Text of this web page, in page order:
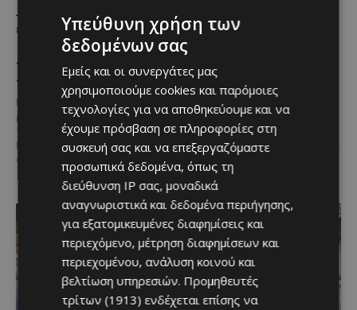
Αγροτικού Πολιτισμού
επιστρέφει στον Πρωταρά
με μουσική,
παραδοσιακές γεύσεις και
πλούσιο πρόγραμμα
Η κυπριακή παράδοση δίνει ξανά
ραντεβού στον Πρωταρά, καθώς
το 10ο Φεστιβάλ Αγροτικού
Πολιτισμού θα πραγματοποιηθεί
στις 2...
σχέση ποιότητας-τιμής
από τη Lidl Κύπρου
Με σφραγίδα ποιότητας από
τους Masters of Wine, η κάβα της
εταιρείας συνδυάζει εξαιρετική
ποικιλία, διεθνείς διακρίσεις
και...
Υπεύθυνη χρήση των
δεδομένων σας
Εμείς και οι συνεργάτες μας
χρησιμοποιούμε cookies και παρόμοιες
τεχνολογίες για να αποθηκεύουμε και να
έχουμε πρόσβαση σε πληροφορίες στη
συσκευή σας και να επεξεργαζόμαστε
προσωπικά δεδομένα, όπως τη
διεύθυνση IP σας, μοναδικά
αναγνωριστικά και δεδομένα περιήγησης,
για εξατομικευμένες διαφημίσεις και
περιεχόμενο, μέτρηση διαφημίσεων και
περιεχομένου, ανάλυση κοινού και
βελτίωση υπηρεσιών. Προμηθευτές
τρίτων (1913) ενδέχεται επίσης να